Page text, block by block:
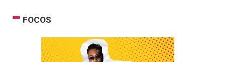
FOCOS